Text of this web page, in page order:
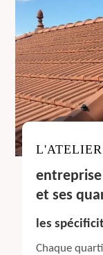
L'ATELIER
et ses
les
Chaque